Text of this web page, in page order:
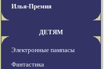
Илья-Премия
ДЕТЯМ
Электронные пампасы
Фантастика